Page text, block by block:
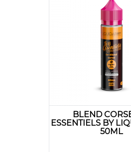
BLEND
ESSENTIELS BY
50ML